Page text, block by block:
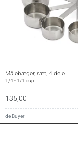
Målebæger, sæt, 4 dele
1/4 - 1/1 cup
135,00
de Buyer